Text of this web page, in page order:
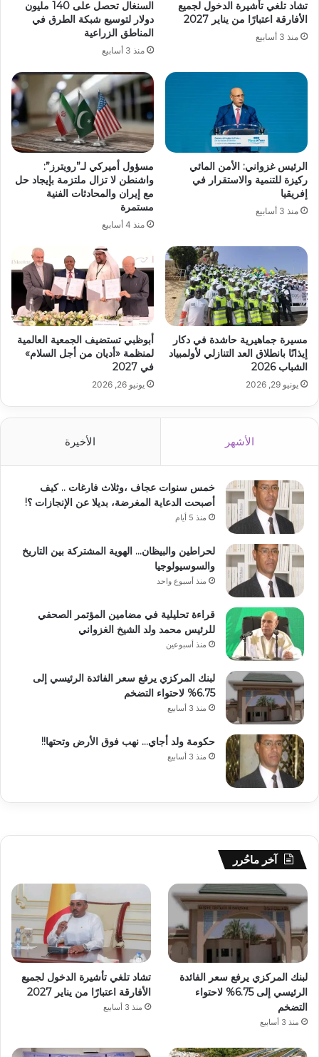
تشاد تلغي تأشيرة الدخول لجميع
الأفارقة اعتبارًا من يناير 2027
منذ 3 أسابيع
السنغال تحصل على 140 مليون
دولار لتوسيع شبكة الطرق في
المناطق الزراعية
منذ 3 أسابيع
الرئيس غزواني: الأمن المائي
ركيزة للتنمية والاستقرار في
إفريقيا
منذ 3 أسابيع
مسؤول أميركي لـ”رويترز”:
واشنطن لا تزال ملتزمة بإيجاد حل
مع إيران والمحادثات الفنية
مستمرة
منذ 4 أسابيع
مسيرة جماهيرية حاشدة في دكار
إيذانًا بانطلاق العد التنازلي لأولمبياد
الشباب 2026
يونيو 29, 2026
أبوظبي تستضيف الجمعية العالمية
لمنظمة «أديان من أجل السلام»
في 2027
يونيو 26, 2026
الأشهر الأخيرة
خمس سنوات عجاف ،وثلاث فارغات .. كيف
أصبحت الدعاية المغرضة، بديلا عن الإنجازات ؟!
منذ 5 أيام
لحراطين والبيظان… الهوية المشتركة بين التاريخ
والسوسيولوجيا
منذ أسبوع واحد
قراءة تحليلية في مضامين المؤتمر الصحفي
للرئيس محمد ولد الشيخ الغزواني
منذ أسبوعين
لبنك المركزي يرفع سعر الفائدة الرئيسي إلى
6.75% لاحتواء التضخم
منذ 3 أسابيع
حكومة ولد أجاي… نهب فوق الأرض وتحتها!!
منذ 3 أسابيع
آخر ماحُرر
لبنك المركزي يرفع سعر الفائدة
الرئيسي إلى 6.75% لاحتواء
التضخم
منذ 3 أسابيع
تشاد تلغي تأشيرة الدخول لجميع
الأفارقة اعتبارًا من يناير 2027
منذ 3 أسابيع